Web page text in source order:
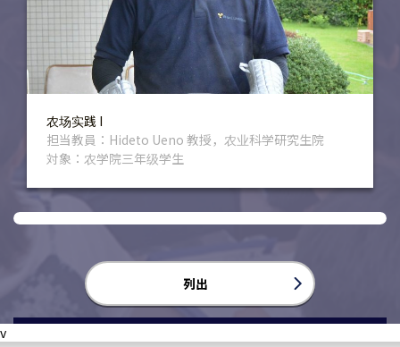
列出
农场实践 I
担当教員：Hideto Ueno 教授，农业科学研究生院
対象：农学院三年级学生
v